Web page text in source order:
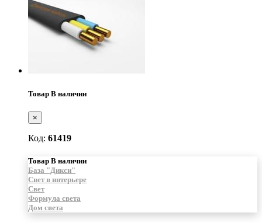
Товар В наличии
×
Код: 61419
Товар В наличии
База "Дикси"
Свет в интерьере
Свет
Формула света
Дом света